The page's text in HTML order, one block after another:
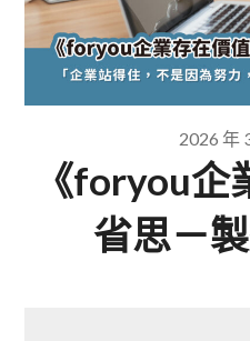
2026 年
《foryou企
省思－